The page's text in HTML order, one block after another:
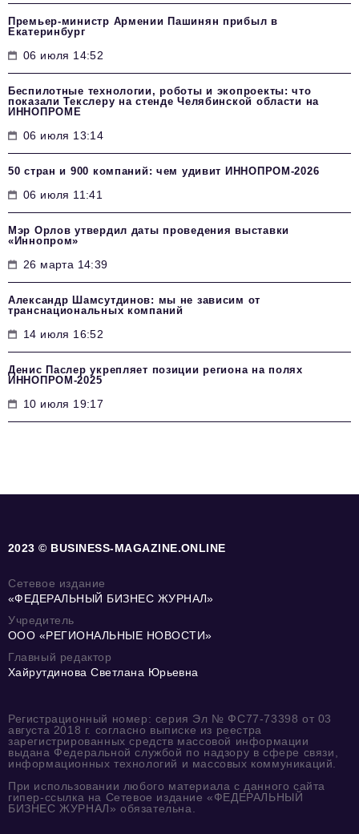
Премьер-министр Армении Пашинян прибыл в
Екатеринбург
06 июля 14:52
Беспилотные технологии, роботы и экопроекты: что
показали Текслеру на стенде Челябинской области на
ИННОПРОМЕ
06 июля 13:14
50 стран и 900 компаний: чем удивит ИННОПРОМ‑2026
06 июля 11:41
Мэр Орлов утвердил даты проведения выставки
«Иннопром»
26 марта 14:39
Александр Шамсутдинов: мы не зависим от
транснациональных компаний
14 июля 16:52
Денис Паслер укрепляет позиции региона на полях
ИННОПРОМ-2025
10 июля 19:17
2023 © BUSINESS-MAGAZINE.ONLINE
Сетевое издание
«ФЕДЕРАЛЬНЫЙ БИЗНЕС ЖУРНАЛ»
Учредитель
ООО «РЕГИОНАЛЬНЫЕ НОВОСТИ»
Главный редактор
Хайрутдинова Светлана Юрьевна
Регистрационный номер: серия Эл № ФС77-73398 от 03
августа 2018 г. согласно выписке из реестра
зарегистрированных средств массовой информации
выдана Федеральной службой по надзору в сфере связи,
информационных технологий и массовых коммуникаций.
При использовании любого материала с данного сайта
гипер-ссылка на Сетевое издание «ФЕДЕРАЛЬНЫЙ
БИЗНЕС ЖУРНАЛ» обязательна.